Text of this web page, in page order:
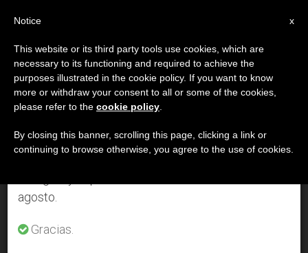
DÍA
Junio 21st, 2005
ÚLTIMAS NOTICIAS
El Vaticano convoca a expertos mundiales en torno al
×
Aviso importante
Del 27 de julio al 7 de agosto haremos la pausa
anual, aprovechando que en el periodo de verano
se generan menos informaciones y también el
agosto.
Gracias.
x
Notice
This website or its third party tools use cookies, which are
necessary to its functioning and required to achieve the
purposes illustrated in the cookie policy. If you want to know
more or withdraw your consent to all or some of the cookies,
please refer to the cookie policy
By closing this banner, scrolling this page, clicking a link or
continuing to browse otherwise, you agree to the use of cookies.